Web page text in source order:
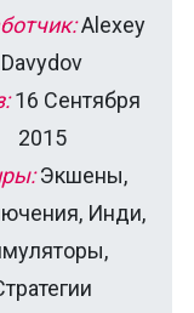
Alexey
Davydov
16 Сентября
2015
Экшены,
Инди,